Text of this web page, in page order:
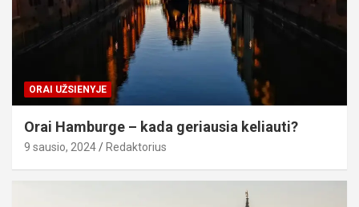
ORAI UŽSIENYJE
Orai Hamburge – kada geriausia keliauti?
9 sausio, 2024 Redaktorius